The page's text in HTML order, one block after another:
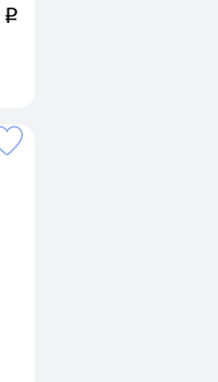
q